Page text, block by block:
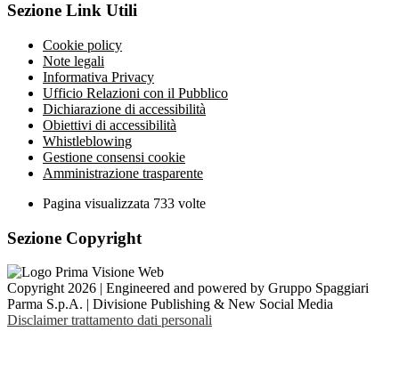
Sezione Link Utili
Cookie policy
Note legali
Informativa Privacy
Ufficio Relazioni con il Pubblico
Dichiarazione di accessibilità
Obiettivi di accessibilità
Whistleblowing
Gestione consensi cookie
Amministrazione trasparente
Pagina visualizzata 733 volte
Sezione Copyright
Copyright 2026 | Engineered and powered by Gruppo Spaggiari
Parma S.p.A. | Divisione Publishing & New Social Media
Disclaimer trattamento dati personali